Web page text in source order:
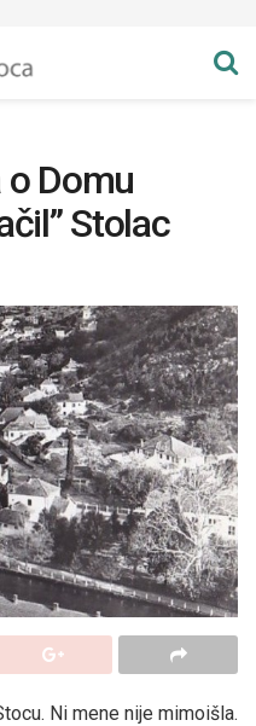
Domu
Stolac
Ni mene nije mimoišla.